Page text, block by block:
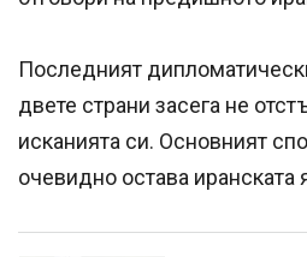
Последният
двете страни засега не
исканията си. Основният
очевидно остава иранската